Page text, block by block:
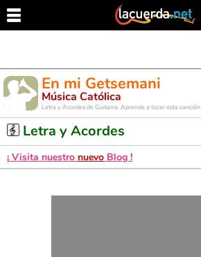
En mi Getsemani
Música Católica
Letra y Acordes de Guitarra. Aprende a tocar esta canción
Letra y Acordes
¡ Visita nuestro nuevo Blog !